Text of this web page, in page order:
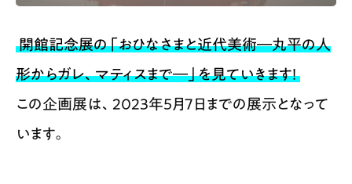
開館記念展の「おひなさまと近代美術―丸平の人
形からガレ、マティスまで―」を見ていきます！
この企画展は、2023年5月7日までの展示となって
います。